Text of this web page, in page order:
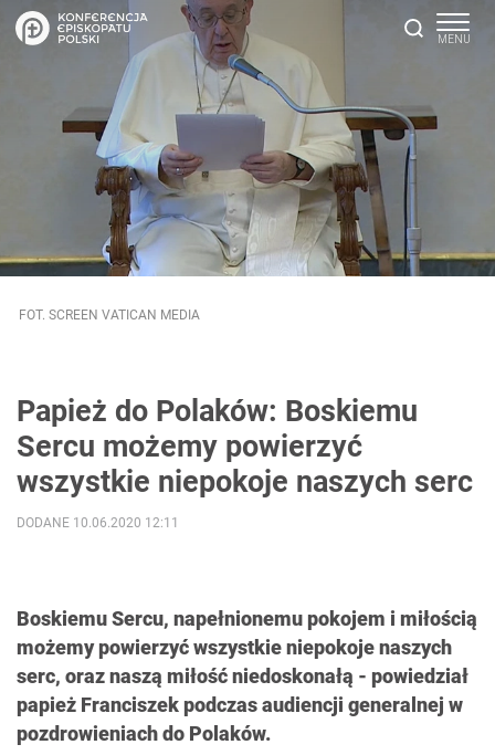
FOT. SCREEN VATICAN MEDIA
Papież do Polaków: Boskiemu
Sercu możemy powierzyć
wszystkie niepokoje naszych serc
Boskiemu Sercu, napełnionemu pokojem i miłością
możemy powierzyć wszystkie niepokoje naszych
serc, oraz naszą miłość niedoskonałą - powiedział
papież Franciszek podczas audiencji generalnej w
pozdrowieniach do Polaków.
DODANE 10.06.2020 12:11